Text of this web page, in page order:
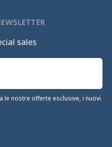
sales
le nostre offerte esclusive, i nuovi